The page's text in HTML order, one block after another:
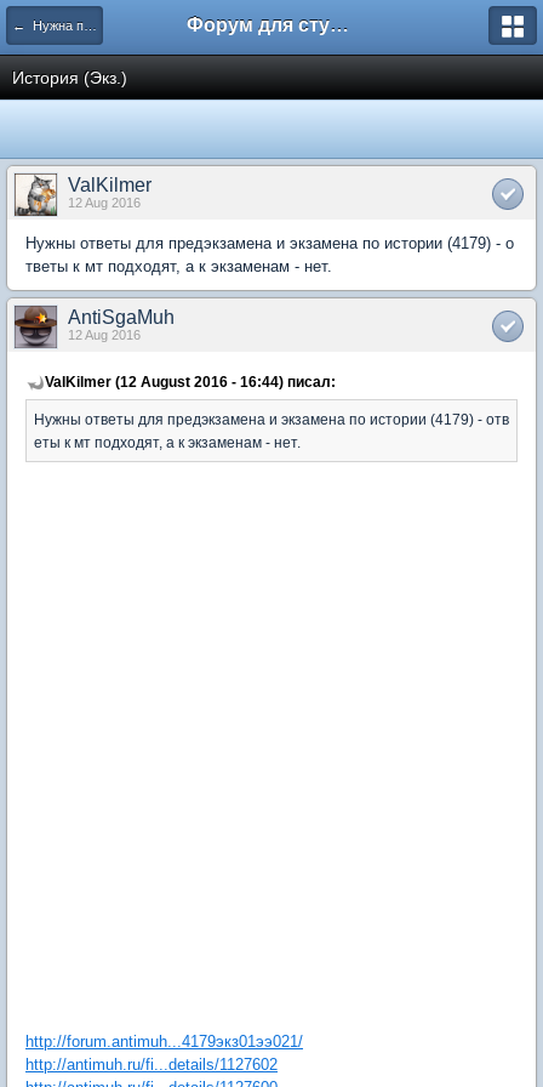
← Нужна помощь Форум для студента СГА
История (Экз.)
ValKilmer
12 Aug 2016
Нужны ответы для предэкзамена и экзамена по истории (4179) - о
тветы к мт подходят, а к экзаменам - нет.
AntiSgaMuh
12 Aug 2016
ValKilmer (12 August 2016 - 16:44) писал:
Нужны ответы для предэкзамена и экзамена по истории (4179) - отв
еты к мт подходят, а к экзаменам - нет.
http://forum.antimuh...4179экз01ээ021/
http://antimuh.ru/fi...details/1127602